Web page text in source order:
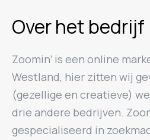
Over het bedrijf
Zoomin’ is een online
Westland, hier zitten wij
(gezellige en creatieve)
drie andere bedrijven.
gespecialiseerd in